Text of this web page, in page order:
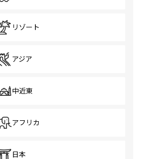
リゾート
アジア
中近東
アフリカ
日本